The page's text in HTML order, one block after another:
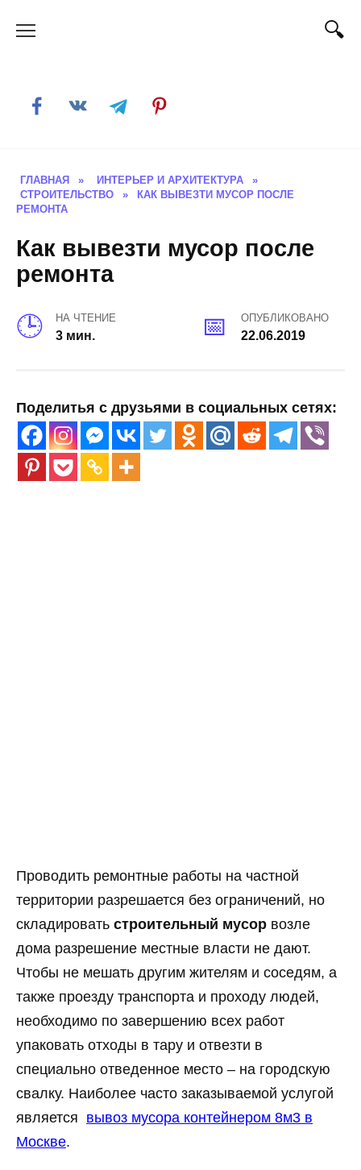
ГЛАВНАЯ » ИНТЕРЬЕР И АРХИТЕКТУРА
»
СТРОИТЕЛЬСТВО
»
КАК ВЫВЕЗТИ МУСОР ПОСЛЕ
РЕМОНТА
Как вывезти мусор после
ремонта
НА ЧТЕНИЕ
3 мин.
ОПУБЛИКОВАНО
22.06.2019
Поделитья с друзьями в социальных сетях:
Проводить ремонтные работы на частной
территории разрешается без ограничений, но
складировать строительный мусор возле
дома разрешение местные власти не дают.
Чтобы не мешать другим жителям и соседям, а
также проезду транспорта и проходу людей,
необходимо по завершению всех работ
упаковать отходы в тару и отвезти в
специально отведенное место – на городскую
свалку. Наиболее часто заказываемой услугой
является вывоз мусора контейнером 8м3 в
Москве.